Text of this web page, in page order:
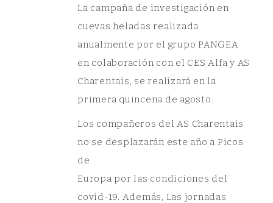
La campaña de investigación en
cuevas heladas realizada
anualmente por el grupo PANGEA
en colaboración con el CES Alfa y AS
Charentais, se realizará en la
primera quincena de agosto.
Los compañeros del AS Charentais
no se desplazarán este año a Picos
de
Europa por las condiciones del
covid-19. Además, Las jornadas